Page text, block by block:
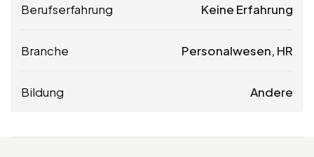
Berufserfahrung Keine Erfahrung
Branche Personalwesen, HR
Bildung Andere